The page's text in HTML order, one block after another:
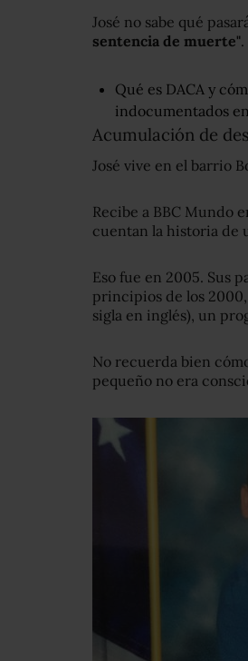
José no sabe qué
sentencia de muerte".
Qué es DACA y
indocumentados
Acumulación de
José vive en el barrio
Recibe a BBC Mundo
cuentan la historia de
Eso fue en 2005. Sus
principios de los
sigla en inglés), un
No recuerda bien
pequeño no era